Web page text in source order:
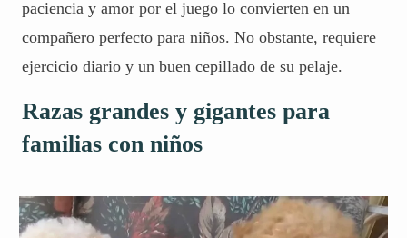
paciencia y amor por el juego lo convierten en un
compañero perfecto para niños. No obstante, requiere
ejercicio diario y un buen cepillado de su pelaje.
Razas grandes y gigantes para
familias con niños